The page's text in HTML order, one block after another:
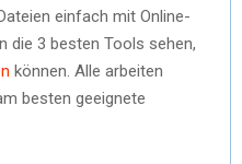
N
E
T
N
einfach mit Online-
die 3 besten Tools sehen,
können. Alle arbeiten
besten geeignete